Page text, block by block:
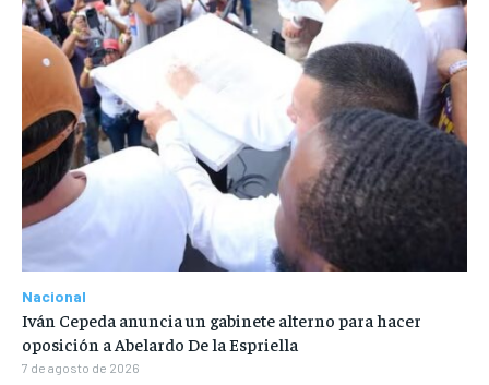
Nacional
Iván Cepeda anuncia un gabinete alterno para hacer
oposición a Abelardo De la Espriella
7 de agosto de 2026